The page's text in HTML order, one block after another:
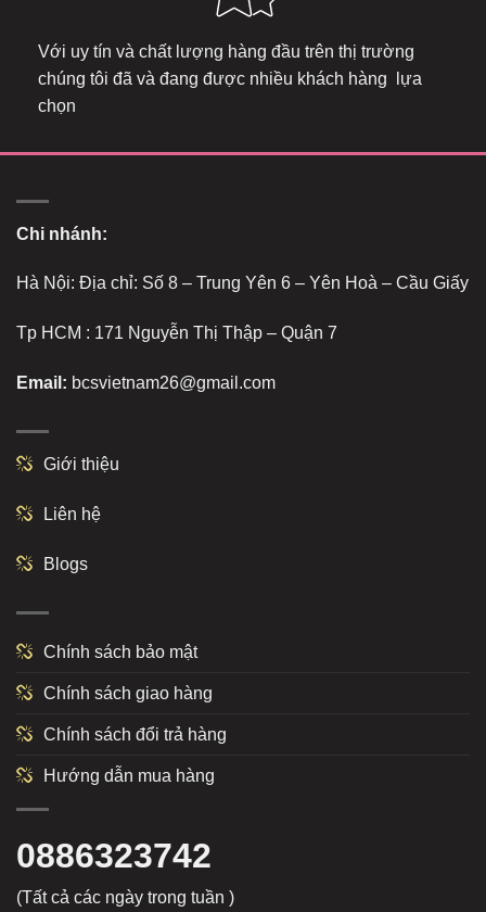
Với uy tín và chất lượng hàng đầu trên thị trường
chúng tôi đã và đang được nhiều khách hàng lựa
chọn
Chi nhánh:
Hà Nội: Địa chỉ: Số 8 – Trung Yên 6 – Yên Hoà – Cầu Giấy
Tp HCM : 171 Nguyễn Thị Thập – Quận 7
Email: bcsvietnam26@gmail.com
Giới thiệu
Liên hệ
Blogs
Chính sách bảo mật
Chính sách giao hàng
Chính sách đổi trả hàng
Hướng dẫn mua hàng
0886323742
(Tất cả các ngày trong tuần )